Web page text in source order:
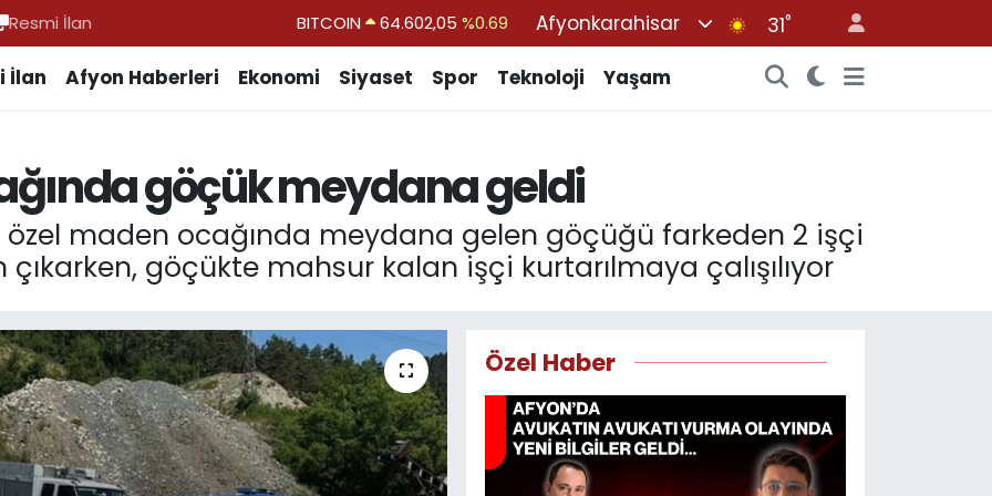
Resmi İlan DOLAR 47,6006 %0.06
BİST100
13.768%48
BITCOIN
64.602,05 %0.69
Afyonkarahisar 31°
İlan Afyon Haberleri Ekonomi Siyaset Spor Teknoloji Yaşam
göçük meydana geldi
maden ocağında meydana gelen göçüğü farkeden 2 işçi
göçükte mahsur kalan işçi kurtarılmaya çalışılıyor
Özel Haber